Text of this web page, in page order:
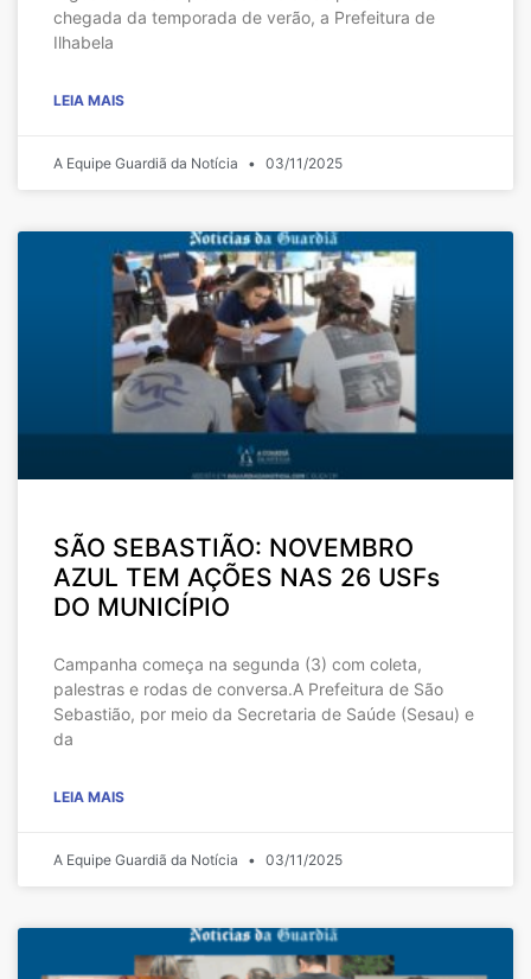
chegada da temporada de verão, a Prefeitura de
Ilhabela
LEIA MAIS
A Equipe Guardiã da Notícia 03/11/2025
SÃO SEBASTIÃO: NOVEMBRO
AZUL TEM AÇÕES NAS 26 USFs
DO MUNICÍPIO
Campanha começa na segunda (3) com coleta,
palestras e rodas de conversa.A Prefeitura de São
Sebastião, por meio da Secretaria de Saúde (Sesau) e
da
LEIA MAIS
A Equipe Guardiã da Notícia 03/11/2025